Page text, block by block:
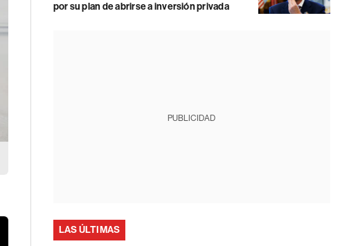
por su plan de abrirse a inversión privada
PUBLICIDAD
LAS ÚLTIMAS